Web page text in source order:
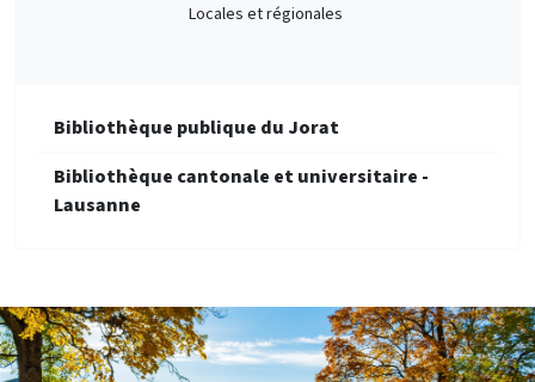
Locales et régionales
Bibliothèque publique du Jorat
Bibliothèque cantonale et universitaire -
Lausanne